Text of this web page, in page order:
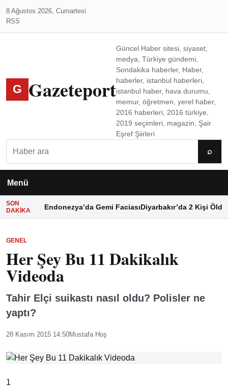
8 Ağustos 2026, Cumartesi
RSS
G Gazeteport
Güncel Haber sitesi, siyaset,
medya, Türkiye gündemi,
Sondakika haberler, Haber,
haberler, istanbul haberleri,
istanbul haber, hava durumu,
memur, öğretmen, yerel haber,
2016 haberleri, 2016 türkiye,
2019 seçimleri, magazin, Şair
Eşref Şiirleri
⌕
Menü
SON
DAKIKA
Endonezya’da Gemi FaciasıDiyarbakır’da 2 Kişi Öldü
GENEL
Her Şey Bu 11 Dakikalık
Videoda
Tahir Elçi suikastı nasıl oldu? Polisler ne
yaptı?
28 Kasım 2015 14:50Mustafa Hoş
1